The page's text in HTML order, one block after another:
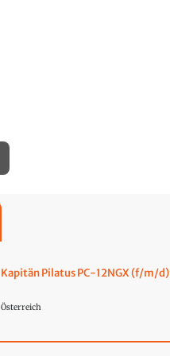
Kapitän Pilatus PC-12NGX (f/m/d)
Österreich